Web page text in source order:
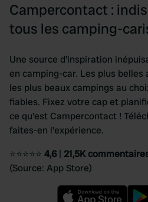
Campercontact :
tous les camping-
Une source d'inspiration
en camping-car. Les plus
les plus beaux campings au
fiables. Fixez votre cap et
ce qu'est Campercontact !
faites-en l'expérience.
⭐⭐⭐⭐⭐ 4,6| 21,5K
(Source: App Store)